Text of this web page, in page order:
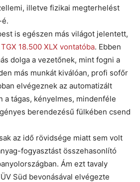
illetve fizikai megterhelést
is egészen más világot jelentett,
18.500 XLX vontatóba. Ebben
dolga a vezetőnek, mint fogni a
más munkát kiválóan, profi sofőr
elvégeznek az automatizált
a tágas, kényelmes, mindenféle
berendezésű fülkében csend
az idő rövidsége miatt sem volt
fogyasztást összehasonlító
Ám ezt tavaly
Süd bevonásával elvégezte